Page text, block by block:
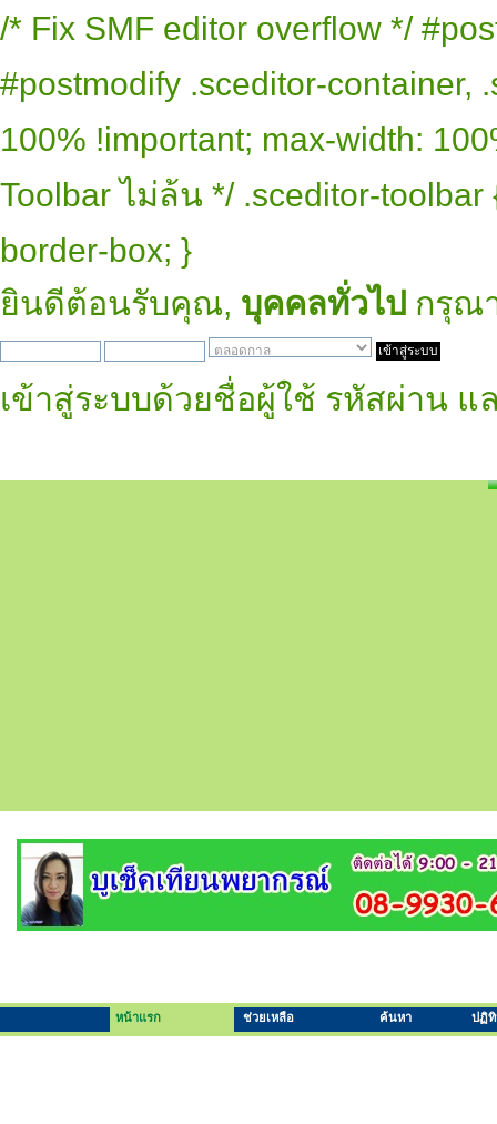
/* Fix SMF editor overflow */
#postmodify .sceditor-container,
100% !important; max-width:
Toolbar ไม่ล้น */ .sceditor-
border-box; }
ยินดีต้อนรับคุณ, บุคคลทั่วไป กรุณ
เข้าสู่ระบบด้วยชื่อผู้ใช้ รหัสผ่าน แ
หน้าแรก ช่วยเหลือ ค้นหา ปฏิ